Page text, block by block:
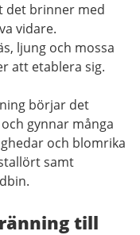
det brinner med
vidare.
ljung och mossa
att etablera sig.
börjar det
gynnar många
och blomrika
samt
till